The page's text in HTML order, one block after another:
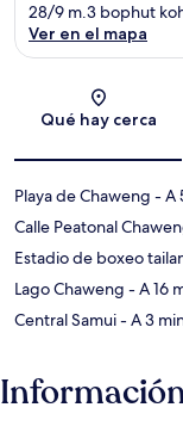
28/9 m.3 bophut
Ver en el mapa
Qué hay cerca
Playa de Chaweng - A
Calle Peatonal
Estadio de boxeo
Lago Chaweng - A 16
Central Samui- A 3